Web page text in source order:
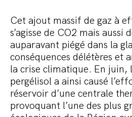
Cet ajout massif de gaz à
s’agisse de CO2 mais aussi
auparavant piégé dans la
conséquences délétères et
la crise climatique. En juin,
pergélisol a ainsi causé
réservoir d’une centrale
provoquant l’une des plus